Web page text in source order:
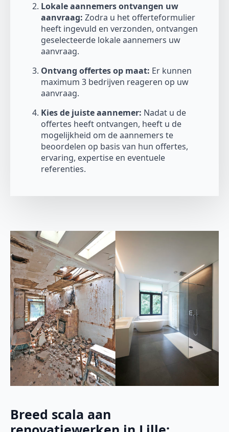
Lokale aannemers ontvangen uw
aanvraag: Zodra u het offerteformulier
heeft ingevuld en verzonden, ontvangen
geselecteerde lokale aannemers uw
aanvraag.
Ontvang offertes op maat: Er kunnen
maximum 3 bedrijven reageren op uw
aanvraag.
Kies de juiste aannemer: Nadat u de
offertes heeft ontvangen, heeft u de
mogelijkheid om de aannemers te
beoordelen op basis van hun offertes,
ervaring, expertise en eventuele
referenties.
Breed scala aan